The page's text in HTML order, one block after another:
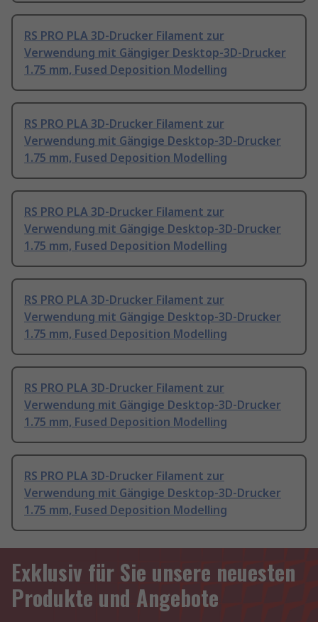
RS PRO PLA 3D-Drucker Filament zur
Verwendung mit Gängiger Desktop-3D-Drucker
1.75 mm, Fused Deposition Modelling
RS PRO PLA 3D-Drucker Filament zur
Verwendung mit Gängige Desktop-3D-Drucker
1.75 mm, Fused Deposition Modelling
RS PRO PLA 3D-Drucker Filament zur
Verwendung mit Gängige Desktop-3D-Drucker
1.75 mm, Fused Deposition Modelling
RS PRO PLA 3D-Drucker Filament zur
Verwendung mit Gängige Desktop-3D-Drucker
1.75 mm, Fused Deposition Modelling
RS PRO PLA 3D-Drucker Filament zur
Verwendung mit Gängige Desktop-3D-Drucker
1.75 mm, Fused Deposition Modelling
RS PRO PLA 3D-Drucker Filament zur
Verwendung mit Gängige Desktop-3D-Drucker
1.75 mm, Fused Deposition Modelling
Exklusiv für Sie unsere neuesten
Produkte und Angebote